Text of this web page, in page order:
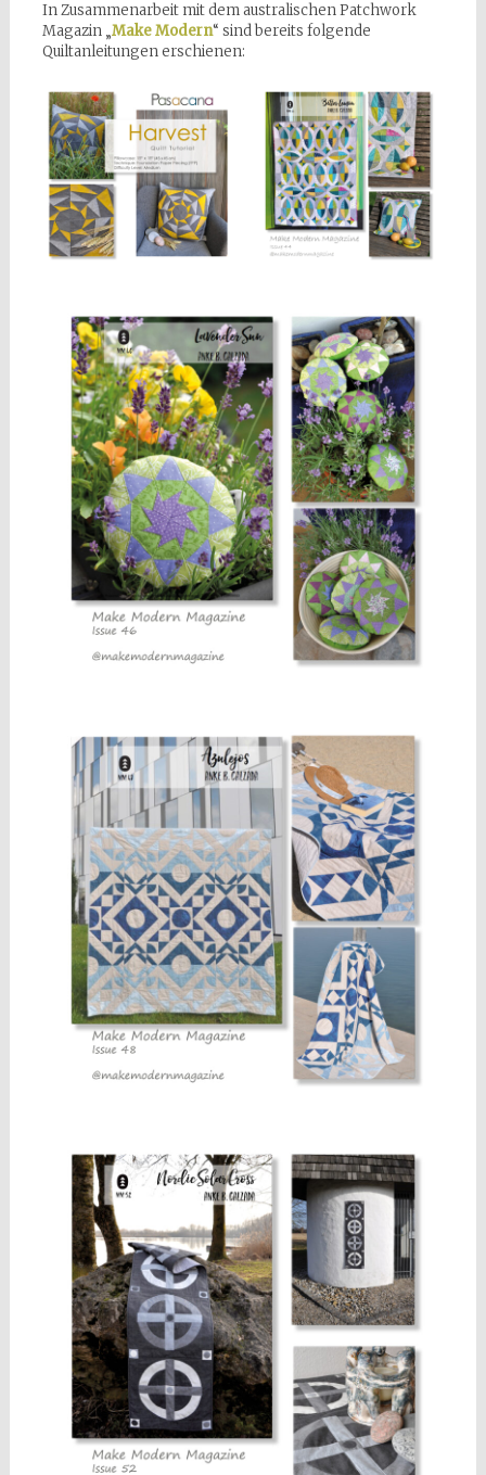
In Zusammenarbeit mit dem australischen Patchwork
Magazin „Make Modern“ sind bereits folgende
Quiltanleitungen erschienen: